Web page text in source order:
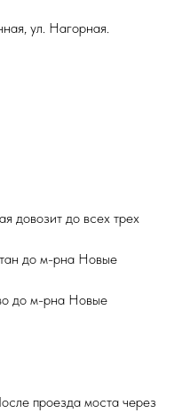
ул. Нагорная.
довозит до всех трех
до м-рна Новые
до м-рна Новые
проезда моста через